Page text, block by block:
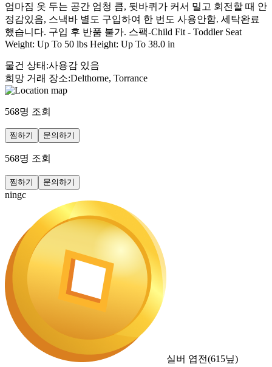
엄마짐 옷 두는 공간 엄청 큼, 뒷바퀴가 커서 밀고 회전할 때 안
정감있음, 스낵바 별도 구입하여 한 번도 사용안함. 세탁완료
했습니다. 구입 후 반품 불가. 스팩-Child Fit - Toddler Seat
Weight: Up To 50 lbs Height: Up To 38.0 in
물건 상태 :사용감 있음
희망 거래 장소:Delthorne, Torrance
568명 조회
찜하기 문의하기
568명 조회
찜하기 문의하기
ningc
실버 엽전(615닢)